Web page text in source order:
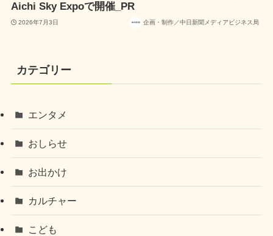
Aichi Sky Expoで開催_PR
2026年7月3日 企画・制作／中日新聞メディアビジネス局
カテゴリー
エンタメ
おしらせ
お出かけ
カルチャー
こども